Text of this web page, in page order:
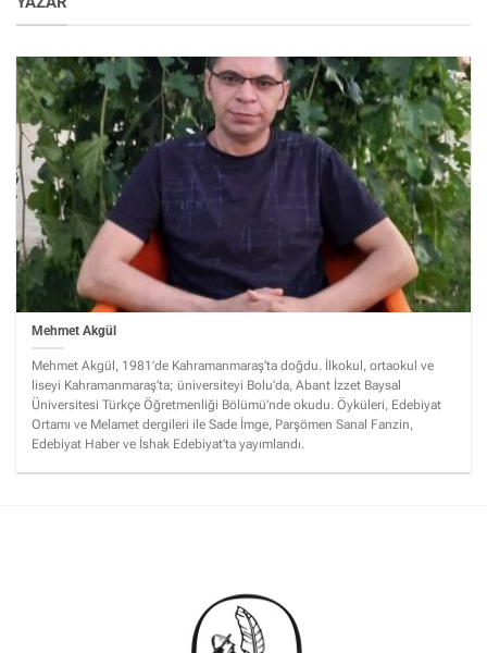
Mehmet Akgül
Mehmet Akgül, 1981’de Kahramanmaraş’ta doğdu. İlkokul, ortaokul ve
liseyi Kahramanmaraş’ta; üniversiteyi Bolu’da, Abant İzzet Baysal
Üniversitesi Türkçe Öğretmenliği Bölümü’nde okudu. Öyküleri, Edebiyat
Ortamı ve Melamet dergileri ile Sade İmge, Parşömen Sanal Fanzin,
Edebiyat Haber ve İshak Edebiyat’ta yayımlandı.